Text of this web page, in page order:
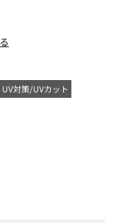
UV対策/UVカット